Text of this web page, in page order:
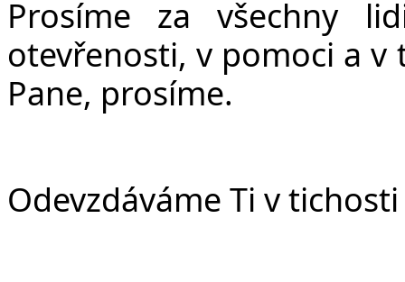
Prosíme za všechny
otevřenosti, v pomoci a v
Pane, prosíme.
Odevzdáváme Ti v